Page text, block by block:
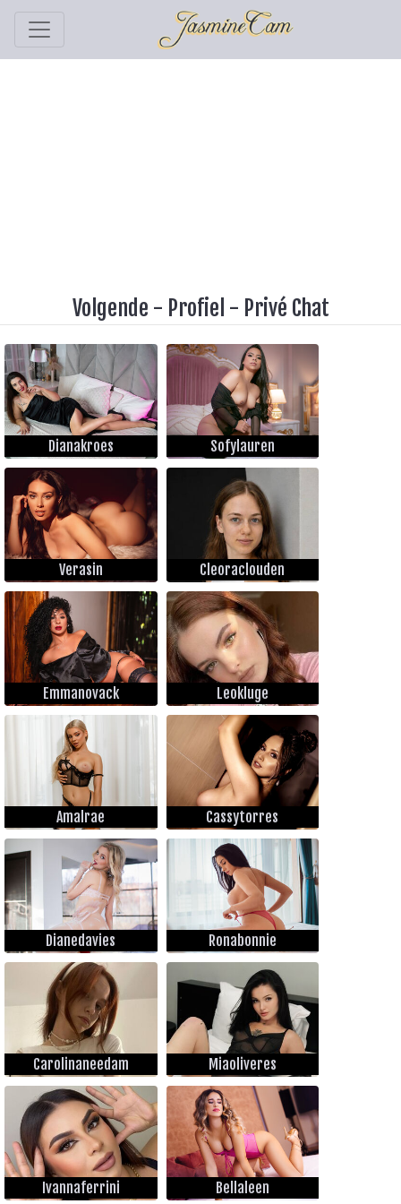
Volgende - Profiel - Privé Chat
Dianakroes Sofylauren
Verasin Cleoraclouden
Emmanovack Leokluge
Amalrae Cassytorres
Dianedavies Ronabonnie
Carolinaneedam Miaoliveres
Ivannaferrini Bellaleen